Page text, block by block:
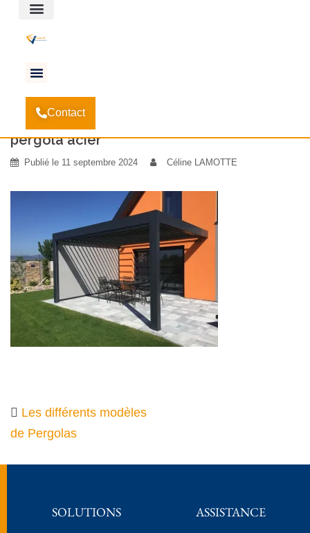
Contact
Accueil-Les différents modèles de Pergolas
pergola acier
Publié le 11 septembre 2024 Céline LAMOTTE
Les différents modèles
de Pergolas
SOLUTIONS ASSISTANCE